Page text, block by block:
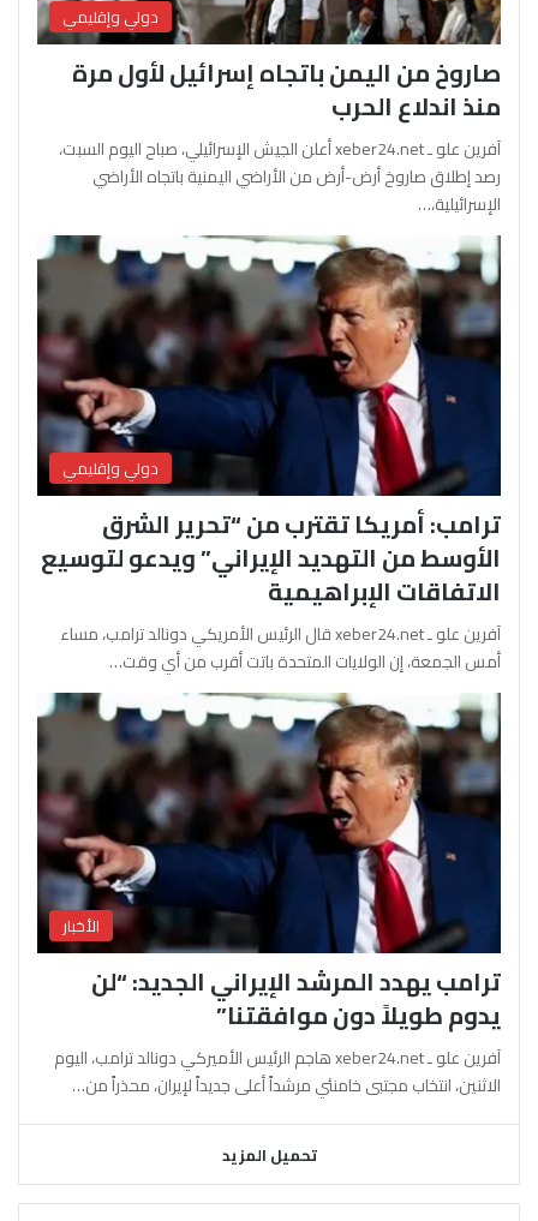
دولي وإقليمي
صاروخ من اليمن باتجاه إسرائيل لأول مرة
منذ اندلاع الحرب
آفرين علو ـ xeber24.net أعلن الجيش الإسرائيلي، صباح اليوم السبت،
رصد إطلاق صاروخ أرض-أرض من الأراضي اليمنية باتجاه الأراضي
الإسرائيلية،…
دولي وإقليمي
ترامب: أمريكا تقترب من “تحرير الشرق
الأوسط من التهديد الإيراني” ويدعو لتوسيع
الاتفاقات الإبراهيمية
آفرين علو ـ xeber24.net قال الرئيس الأمريكي دونالد ترامب، مساء
أمس الجمعة، إن الولايات المتحدة باتت أقرب من أي وقت…
الأخبار
ترامب يهدد المرشد الإيراني الجديد: “لن
يدوم طويلاً دون موافقتنا”
آفرين علو ـ xeber24.net هاجم الرئيس الأميركي دونالد ترامب، اليوم
الاثنين، انتخاب مجتبى خامنئي مرشداً أعلى جديداً لإيران، محذراً من…
تحميل المزيد